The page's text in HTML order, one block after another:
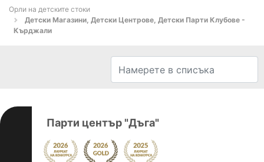
Орли на детските стоки
Детски Магазини, Детски Центрове, Детски Парти Клубове -
Кърджали
Парти център "Дъга"